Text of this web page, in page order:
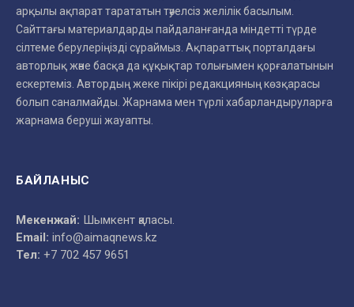
арқылы ақпарат тарататын тәуелсіз желілік басылым.
Сайттағы материалдарды пайдаланғанда міндетті түрде
сілтеме берулеріңізді сұраймыз. Ақпараттық порталдағы
авторлық және басқа да құқықтар толығымен қорғалатынын
ескертеміз. Автордың жеке пікірі редакцияның көзқарасы
болып саналмайды. Жарнама мен түрлі хабарландыруларға
жарнама беруші жауапты.
БАЙЛАНЫС
Мекенжай: Шымкент қаласы.
Email: info@aimaqnews.kz
Тел: +7 702 457 9651